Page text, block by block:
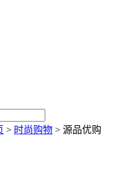
> 时尚购物 > 源品优购